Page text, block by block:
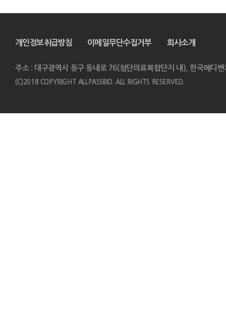
개인정보취급방침 이메일무단수집거부 회사소개
주소 : 대구광역시 동구 동내로 76(첨단의료복합단지 내), 한국메디
(C)2018 COPYRIGHT ALLPASSBIO. ALL RIGHTS RESERVED.